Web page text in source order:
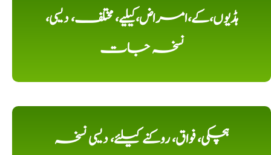
ہڈیوں،کے،امراض،کیلیے، مختلف، دیسی،
نسخہ جات
ہچکی، فواق، روکنے کیلئے، دیسی نسخہ